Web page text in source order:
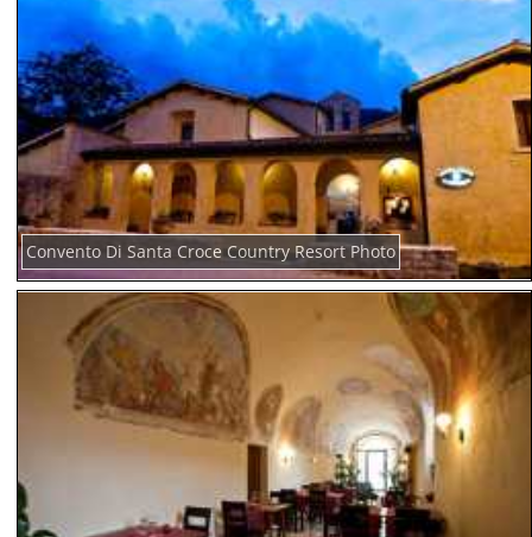
Convento Di Santa Croce Country Resort Photo